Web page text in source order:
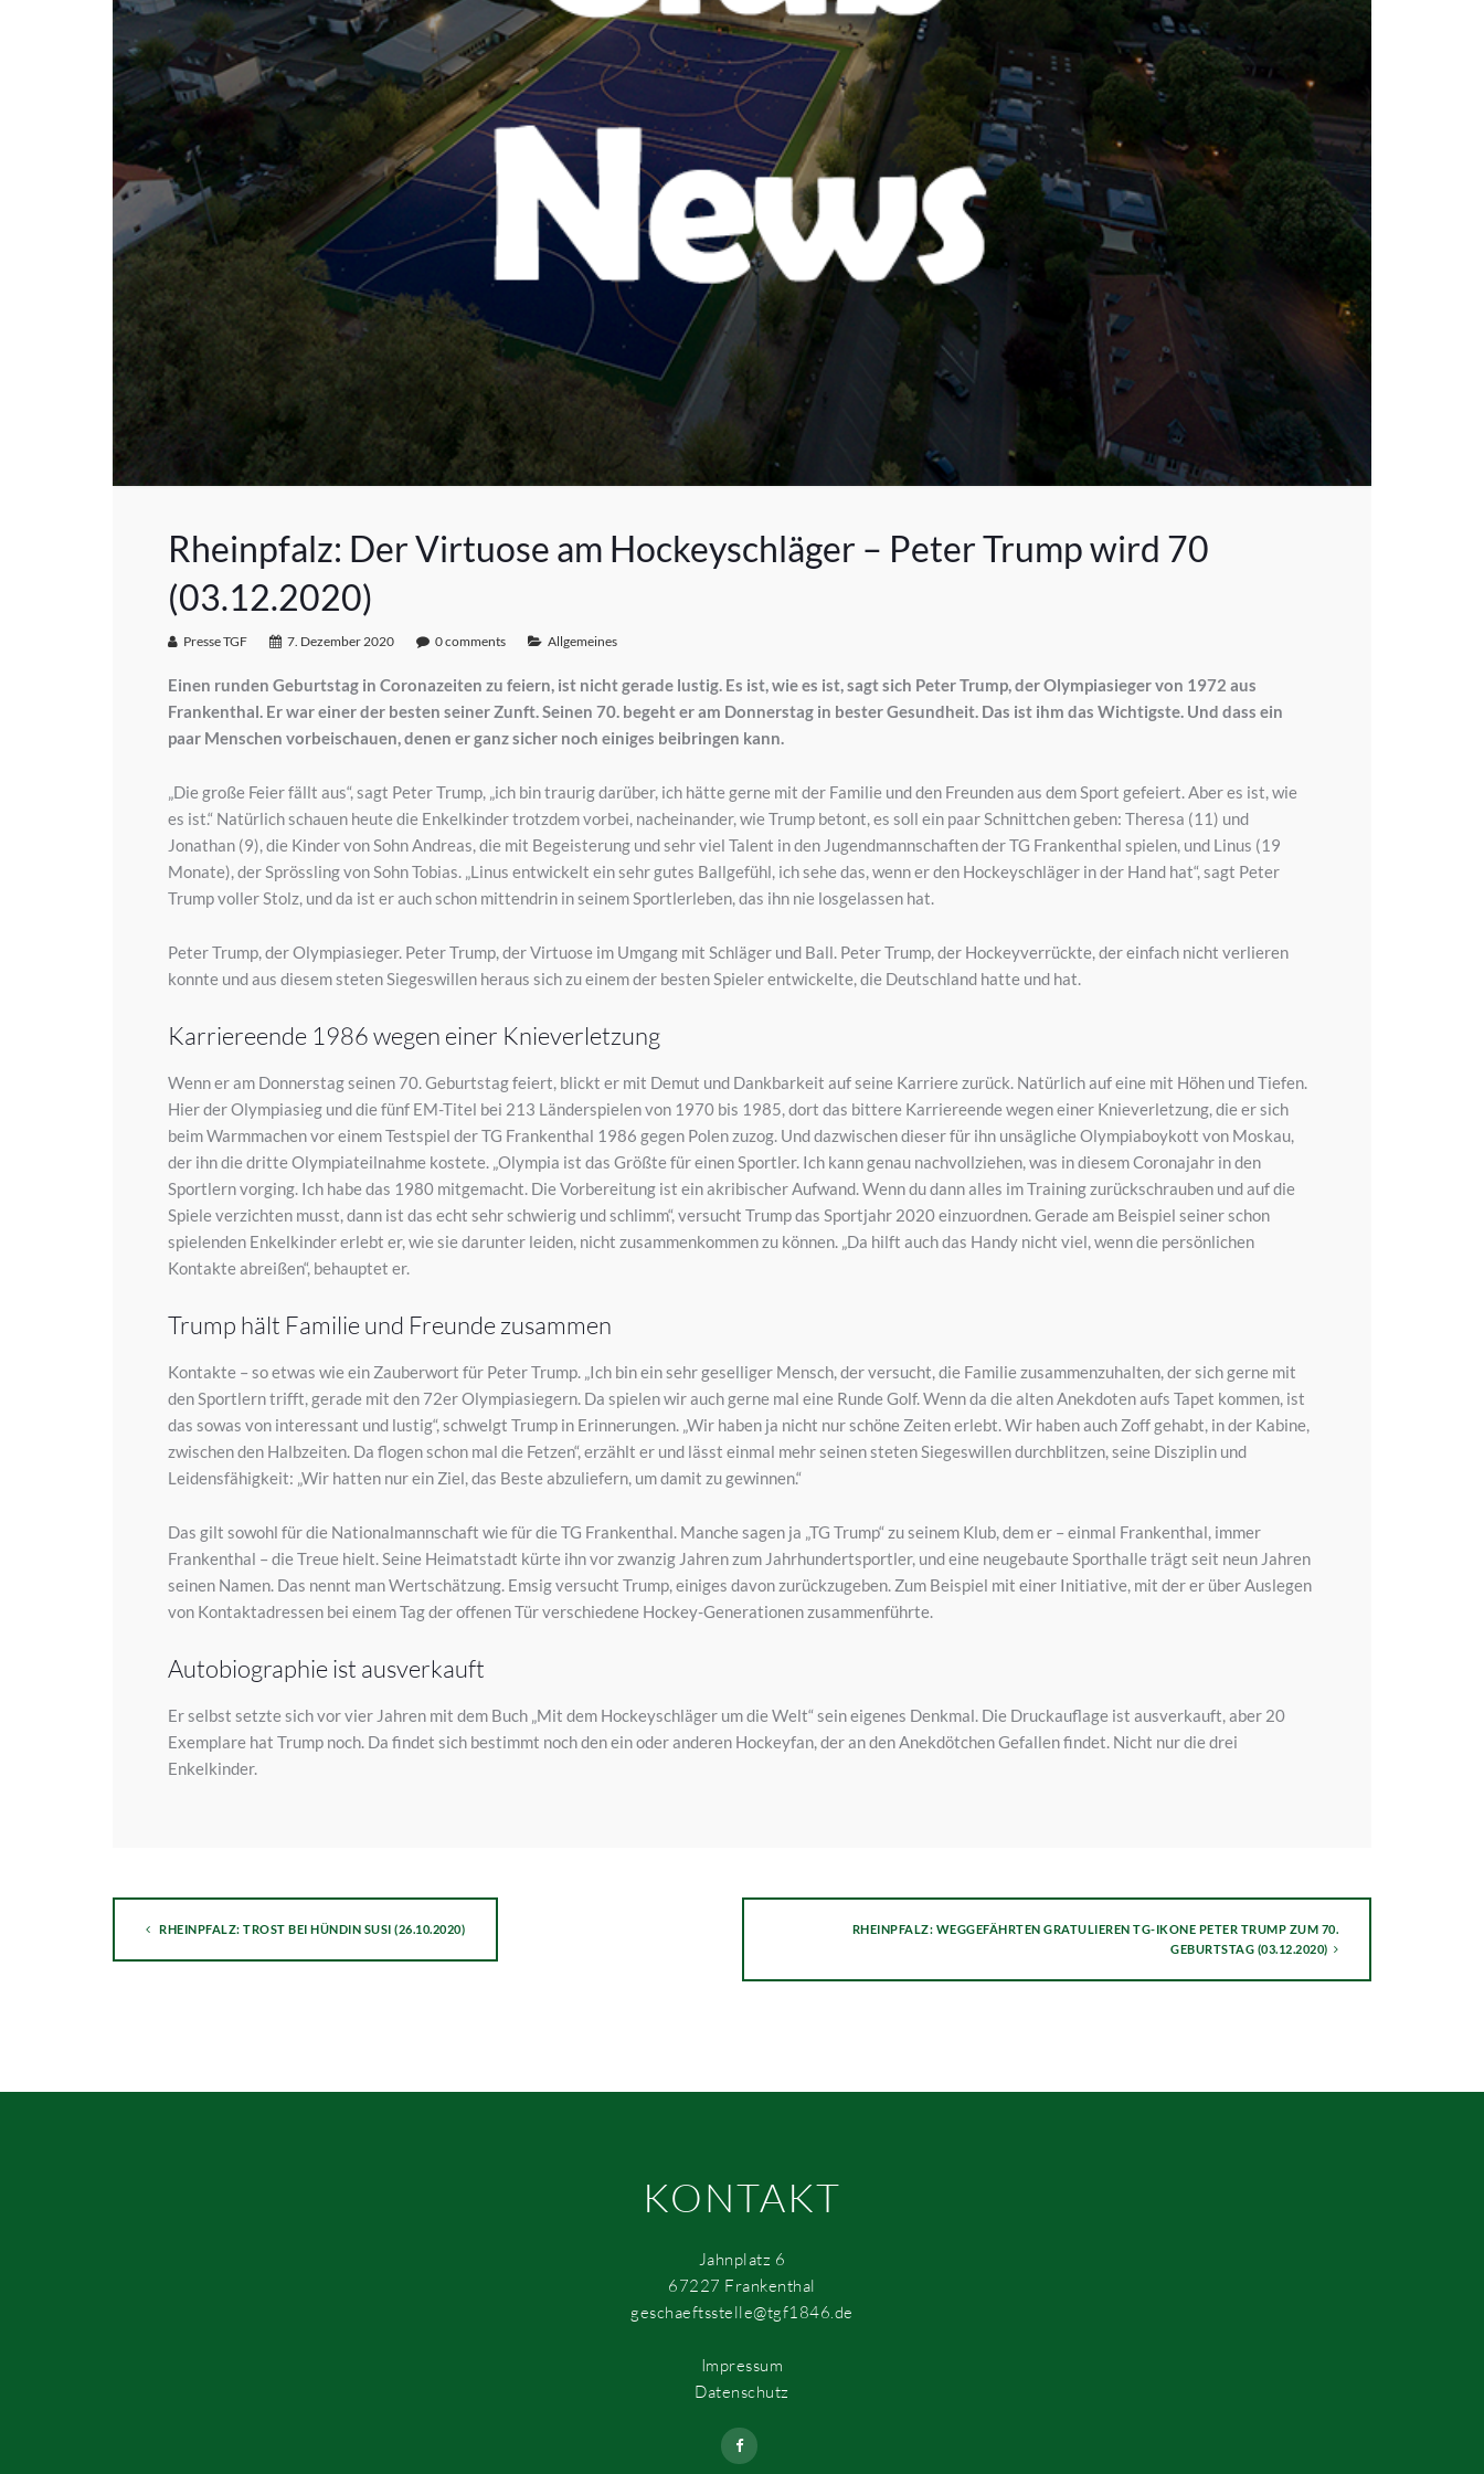
Rheinpfalz: Der Virtuose am Hockeyschläger – Peter Trump wird 70
(03.12.2020)
Presse TGF 7. Dezember 2020 0 comments Allgemeines
Einen runden Geburtstag in Coronazeiten zu feiern, ist nicht gerade lustig. Es ist, wie es ist, sagt sich Peter Trump, der Olympiasieger von 1972 aus
Frankenthal. Er war einer der besten seiner Zunft. Seinen 70. begeht er am Donnerstag in bester Gesundheit. Das ist ihm das Wichtigste. Und dass ein
paar Menschen vorbeischauen, denen er ganz sicher noch einiges beibringen kann.
„Die große Feier fällt aus“, sagt Peter Trump, „ich bin traurig darüber, ich hätte gerne mit der Familie und den Freunden aus dem Sport gefeiert. Aber es ist, wie
es ist.“ Natürlich schauen heute die Enkelkinder trotzdem vorbei, nacheinander, wie Trump betont, es soll ein paar Schnittchen geben: Theresa (11) und
Jonathan (9), die Kinder von Sohn Andreas, die mit Begeisterung und sehr viel Talent in den Jugendmannschaften der TG Frankenthal spielen, und Linus (19
Monate), der Sprössling von Sohn Tobias. „Linus entwickelt ein sehr gutes Ballgefühl, ich sehe das, wenn er den Hockeyschläger in der Hand hat“, sagt Peter
Trump voller Stolz, und da ist er auch schon mittendrin in seinem Sportlerleben, das ihn nie losgelassen hat.
Peter Trump, der Olympiasieger. Peter Trump, der Virtuose im Umgang mit Schläger und Ball. Peter Trump, der Hockeyverrückte, der einfach nicht verlieren
konnte und aus diesem steten Siegeswillen heraus sich zu einem der besten Spieler entwickelte, die Deutschland hatte und hat.
Karriereende 1986 wegen einer Knieverletzung
Wenn er am Donnerstag seinen 70. Geburtstag feiert, blickt er mit Demut und Dankbarkeit auf seine Karriere zurück. Natürlich auf eine mit Höhen und Tiefen.
Hier der Olympiasieg und die fünf EM-Titel bei 213 Länderspielen von 1970 bis 1985, dort das bittere Karriereende wegen einer Knieverletzung, die er sich
beim Warmmachen vor einem Testspiel der TG Frankenthal 1986 gegen Polen zuzog. Und dazwischen dieser für ihn unsägliche Olympiaboykott von Moskau,
der ihn die dritte Olympiateilnahme kostete. „Olympia ist das Größte für einen Sportler. Ich kann genau nachvollziehen, was in diesem Coronajahr in den
Sportlern vorging. Ich habe das 1980 mitgemacht. Die Vorbereitung ist ein akribischer Aufwand. Wenn du dann alles im Training zurückschrauben und auf die
Spiele verzichten musst, dann ist das echt sehr schwierig und schlimm“, versucht Trump das Sportjahr 2020 einzuordnen. Gerade am Beispiel seiner schon
spielenden Enkelkinder erlebt er, wie sie darunter leiden, nicht zusammenkommen zu können. „Da hilft auch das Handy nicht viel, wenn die persönlichen
Kontakte abreißen“, behauptet er.
Trump hält Familie und Freunde zusammen
Kontakte – so etwas wie ein Zauberwort für Peter Trump. „Ich bin ein sehr geselliger Mensch, der versucht, die Familie zusammenzuhalten, der sich gerne mit
den Sportlern trifft, gerade mit den 72er Olympiasiegern. Da spielen wir auch gerne mal eine Runde Golf. Wenn da die alten Anekdoten aufs Tapet kommen, ist
das sowas von interessant und lustig“, schwelgt Trump in Erinnerungen. „Wir haben ja nicht nur schöne Zeiten erlebt. Wir haben auch Zoff gehabt, in der Kabine,
zwischen den Halbzeiten. Da flogen schon mal die Fetzen“, erzählt er und lässt einmal mehr seinen steten Siegeswillen durchblitzen, seine Disziplin und
Leidensfähigkeit: „Wir hatten nur ein Ziel, das Beste abzuliefern, um damit zu gewinnen.“
Das gilt sowohl für die Nationalmannschaft wie für die TG Frankenthal. Manche sagen ja „TG Trump“ zu seinem Klub, dem er – einmal Frankenthal, immer
Frankenthal – die Treue hielt. Seine Heimatstadt kürte ihn vor zwanzig Jahren zum Jahrhundertsportler, und eine neugebaute Sporthalle trägt seit neun Jahren
seinen Namen. Das nennt man Wertschätzung. Emsig versucht Trump, einiges davon zurückzugeben. Zum Beispiel mit einer Initiative, mit der er über Auslegen
von Kontaktadressen bei einem Tag der offenen Tür verschiedene Hockey-Generationen zusammenführte.
Autobiographie ist ausverkauft
Er selbst setzte sich vor vier Jahren mit dem Buch „Mit dem Hockeyschläger um die Welt“ sein eigenes Denkmal. Die Druckauflage ist ausverkauft, aber 20
Exemplare hat Trump noch. Da findet sich bestimmt noch den ein oder anderen Hockeyfan, der an den Anekdötchen Gefallen findet. Nicht nur die drei
Enkelkinder.
RHEINPFALZ: TROST BEI HÜNDIN SUSI (26.10.2020)
RHEINPFALZ: WEGGEFÄHRTEN GRATULIEREN TG-IKONE PETER TRUMP ZUM 70.
GEBURTSTAG (03.12.2020)
KONTAKT
Jahnplatz 6
67227 Frankenthal
geschaeftsstelle@tgf1846.de
Impressum
Datenschutz